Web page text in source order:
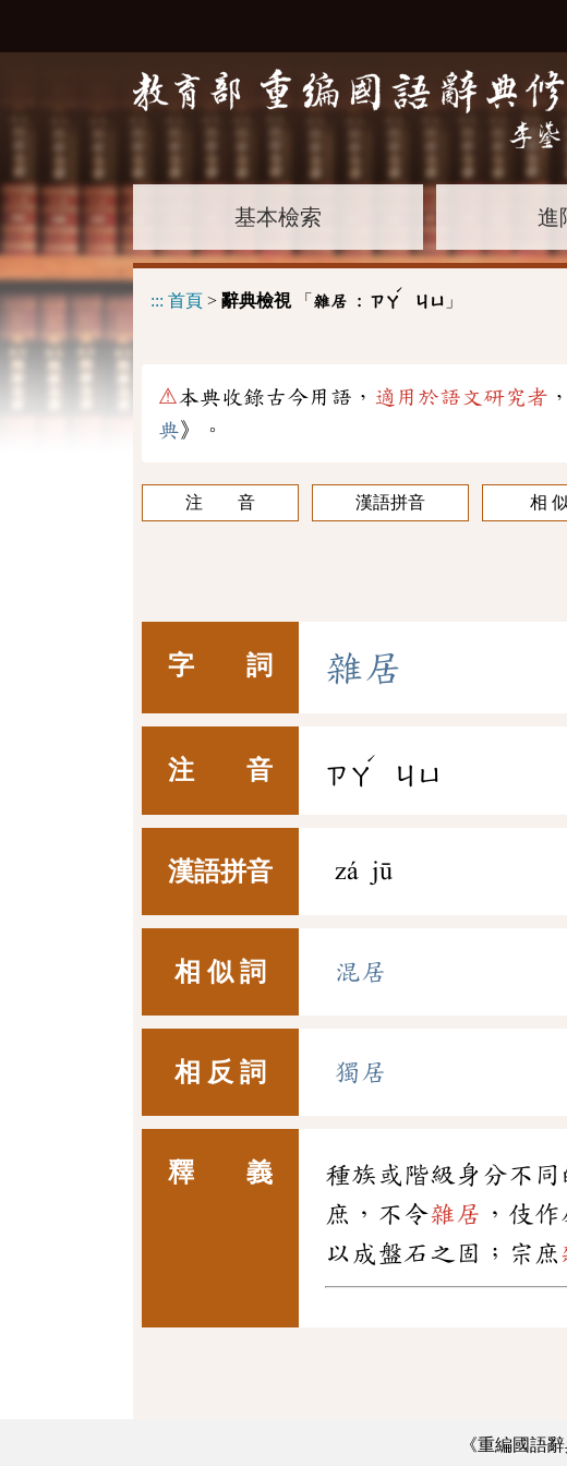
基本檢索 進
::: 首頁 > 辭典檢視「 雜居 : ㄗㄚ
ˊ
ㄐㄩ 」
⚠本典收錄古今用語， 適用於語文研究者
典》。
注 音 漢語拼音 相
字 詞 雜居
注 音 ㄗㄚ
ˊ
ㄐㄩ
漢語拼音 zá jū
相 似 詞 混居
相 反 詞 獨居
釋 義
種族或階級身分不
庶，不令雜居 ，伎
以成盤石之固；宗庶
《重編國語